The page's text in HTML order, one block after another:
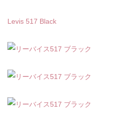
Levis 517 Black